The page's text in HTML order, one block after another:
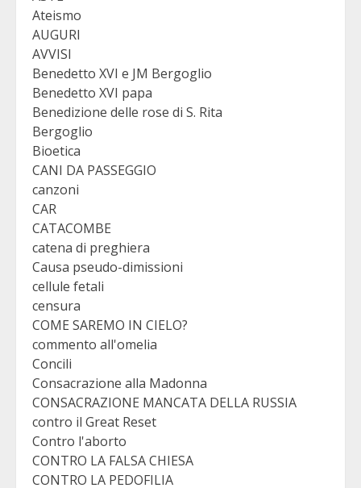
Ateismo
AUGURI
AVVISI
Benedetto XVI e JM Bergoglio
Benedetto XVI papa
Benedizione delle rose di S. Rita
Bergoglio
Bioetica
CANI DA PASSEGGIO
canzoni
CAR
CATACOMBE
catena di preghiera
Causa pseudo-dimissioni
cellule fetali
censura
COME SAREMO IN CIELO?
commento all'omelia
Concili
Consacrazione alla Madonna
CONSACRAZIONE MANCATA DELLA RUSSIA
contro il Great Reset
Contro l'aborto
CONTRO LA FALSA CHIESA
CONTRO LA PEDOFILIA